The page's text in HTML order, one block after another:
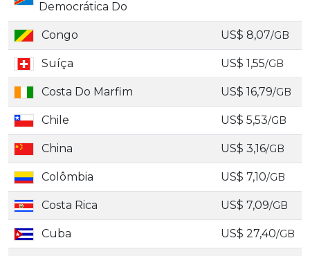
Democrática Do
Congo US$ 8,07/GB
Suíça US$ 1,55/GB
Costa Do Marfim US$ 16,79/GB
Chile US$ 5,53/GB
China US$ 3,16/GB
Colômbia US$ 7,10/GB
Costa Rica US$ 7,09/GB
Cuba US$ 27,40/GB